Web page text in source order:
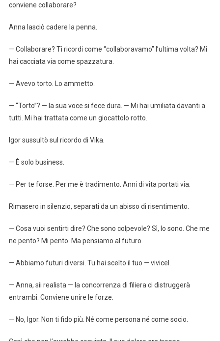
conviene collaborare?
Anna lasciò cadere la penna.
— Collaborare? Ti ricordi come “collaboravamo” l’ultima volta? Mi
hai cacciata via come spazzatura.
— Avevo torto. Lo ammetto.
— “Torto”? — la sua voce si fece dura. — Mi hai umiliata davanti a
tutti. Mi hai trattata come un giocattolo rotto.
Igor sussultò sul ricordo di Vika.
— È solo business.
— Per te forse. Per me è tradimento. Anni di vita portati via.
Rimasero in silenzio, separati da un abisso di risentimento.
— Cosa vuoi sentirti dire? Che sono colpevole? Sì, lo sono. Che me
ne pento? Mi pento. Ma pensiamo al futuro.
— Abbiamo futuri diversi. Tu hai scelto il tuo — vivicel.
— Anna, sii realista — la concorrenza di filiera ci distruggerà
entrambi. Conviene unire le forze.
— No, Igor. Non ti fido più. Né come persona né come socio.